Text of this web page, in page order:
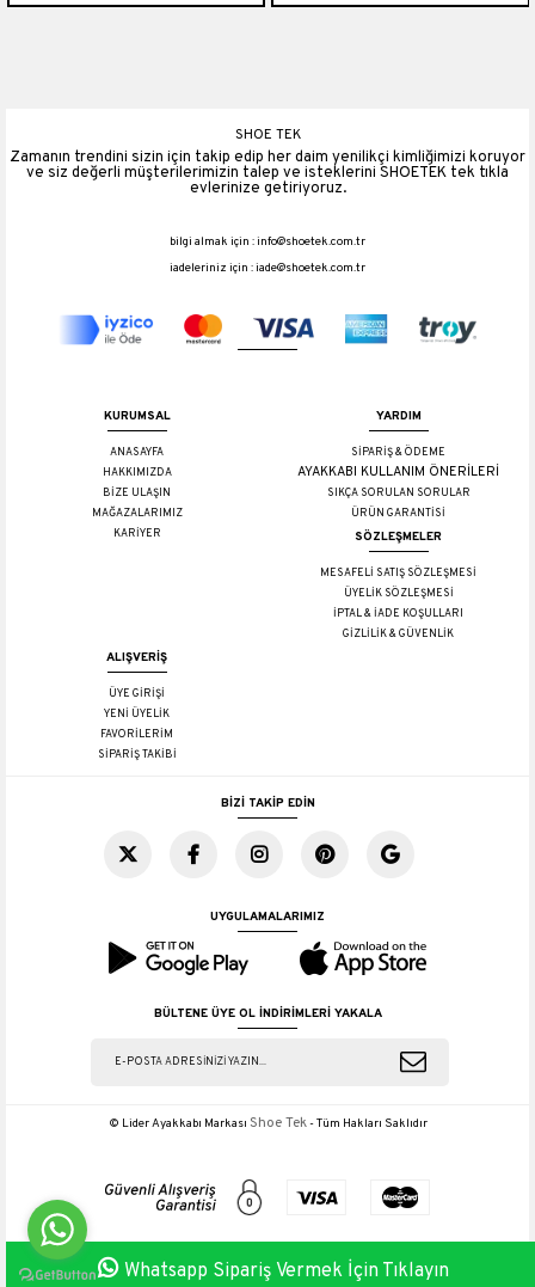
SHOE TEK
Zamanın trendini sizin için takip edip her daim yenilikçi kimliğimizi koruyor
ve siz değerli müşterilerimizin talep ve isteklerini SHOETEK tek tıkla
evlerinize getiriyoruz.
bilgi almak için :info@shoetek.com.tr
iadeleriniz için :iade@shoetek.com.tr
KURUMSAL
ANASAYFA
HAKKIMIZDA
BİZE ULAŞIN
MAĞAZALARIMIZ
KARİYER
YARDIM
SİPARİŞ & ÖDEME
AYAKKABI KULLANIM ÖNERİLERİ
SIKÇA SORULAN SORULAR
ÜRÜN GARANTİSİ
SÖZLEŞMELER
MESAFELİ SATIŞ SÖZLEŞMESİ
ÜYELİK SÖZLEŞMESİ
İPTAL & İADE KOŞULLARI
GİZLİLİK & GÜVENLİK
ALIŞVERİŞ
ÜYE GİRİŞİ
YENİ ÜYELİK
FAVORİLERİM
SİPARİŞ TAKİBİ
BİZİ TAKİP EDİN
UYGULAMALARIMIZ
BÜLTENE ÜYE OL İNDİRİMLERİ YAKALA
© Lider Ayakkabı Markası Shoe Tek- Tüm Hakları Saklıdır
Whatsapp Sipariş Vermek İçin Tıklayın